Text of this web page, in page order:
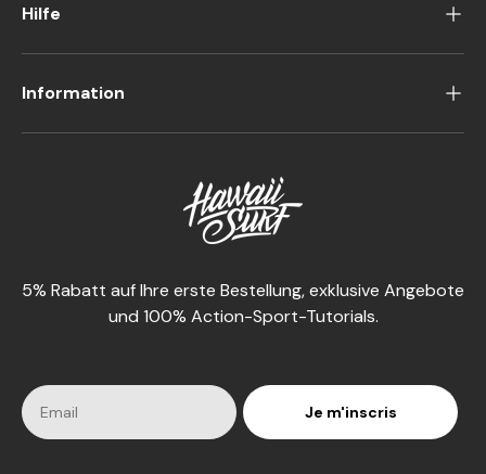
Hilfe
Information
5% Rabatt auf Ihre erste Bestellung, exklusive Angebote
und 100% Action-Sport-Tutorials.
Je m'inscris